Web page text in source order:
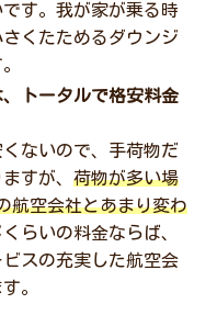
す。我が家が乗る時
くたためるダウンジ
トータルで格安料金
ないので、手荷物だ
すが、荷物が多い場
航空会社とあまり変わ
くらいの料金ならば、
スの充実した航空会
。